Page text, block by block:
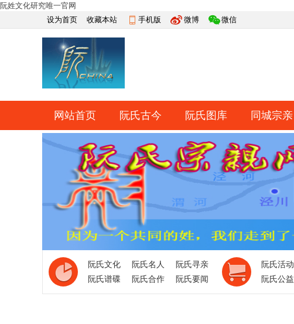
阮姓文化研究唯一官网
设为首页
收藏本站 手机版 微博 微信
快捷导航
网站首页 阮氏古今 阮氏图库 同城宗亲
网上祭祀 排行榜 导读
阮氏文化 阮氏名人
阮氏寻亲
阮氏谱碟
阮氏合作 阮氏要闻
阮氏活动
阮氏公益